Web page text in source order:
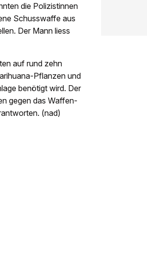
die Polizistinnen
Schusswaffe aus
Der Mann liess
auf rund zehn
Pflanzen und
benötigt wird. Der
gegen das Waffen-
(nad)